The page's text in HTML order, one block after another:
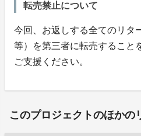
転売禁止について
今回、お返しする全てのリタ
等）を第三者に転売すること
ご支援ください。
このプロジェクトのほかの